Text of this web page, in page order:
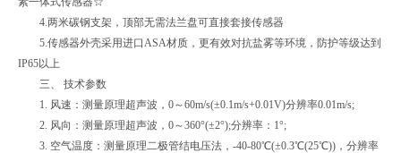
4.两米碳钢支架，顶部无需法兰盘可直接套接传感器
5.传感器外壳采用进口ASA材质，更有效对抗盐雾等环境，防护等级达到
IP65以上
三、 技术参数
1. 风速：测量原理超声波，0～60m/s(±0.1m/s+0.01V)分辨率0.01m/s;
2. 风向：测量原理超声波，0～360°(±2°);分辨率：1°;
3. 空气温度：测量原理二极管结电压法，-40-80℃(±0.3℃(25℃))，分辨率